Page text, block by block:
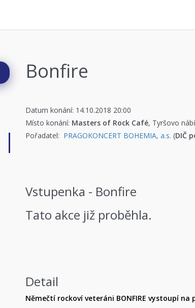
Bonfire
Datum konání: 14.10.2018 20:00
Místo konání: Masters of Rock Café, Tyršovo
Pořadatel: PRAGOKONCERT BOHEMIA, a.s. (DIČ
Vstupenka - Bonfire
Tato akce již proběhla.
Detail
Němečtí rockoví veteráni BONFIRE vystoupí na